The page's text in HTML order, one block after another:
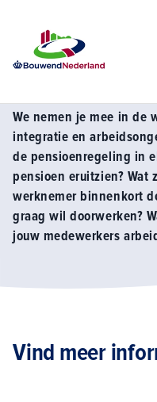
Kennis
We nemen je mee in de
integratie en
de pensioenregeling in
pensioen eruitzien?
werknemer binnenkort
graag wil doorwerken?
jouw medewerkers
Vind meer